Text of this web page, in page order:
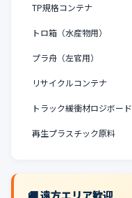
TP規格コンテナ
トロ箱（水産物用）
プラ舟（左官用）
リサイクルコンテナ
トラック緩衝材ロジボード
再生プラスチック原料
🚚 遠方エリア歓迎